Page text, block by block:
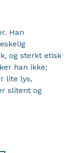
Han
og sterkt etisk
han ikke;
lite lys,
slitent og